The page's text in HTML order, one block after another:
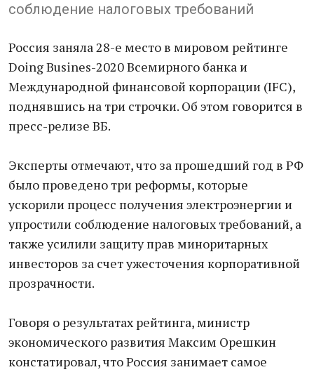
соблюдение налоговых требований
Россия заняла 28-е место в мировом рейтинге
Doing Busines-2020 Всемирного банка и
Международной финансовой корпорации (IFC),
поднявшись на три строчки. Об этом говорится в
пресс-релизе ВБ.
Эксперты отмечают, что за прошедший год в РФ
было проведено три реформы, которые
ускорили процесс получения электроэнергии и
упростили соблюдение налоговых требований, а
также усилили защиту прав миноритарных
инвесторов за счет ужесточения корпоративной
прозрачности.
Говоря о результатах рейтинга, министр
экономического развития Максим Орешкин
констатировал, что Россия занимает самое